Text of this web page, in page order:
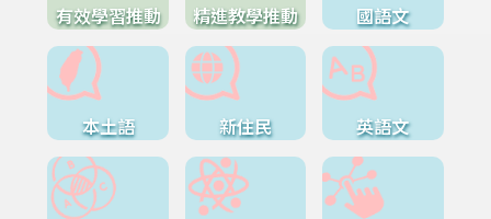
有效學習推動 精進教學推動 國語文
本土語 新住民 英語文